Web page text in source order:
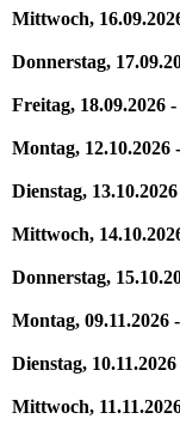
Mittwoch,
Donnerstag,
Freitag, 18.09.2026 -
Montag, 12.10.2026 -
Dienstag,
Mittwoch,
Donnerstag,
Montag, 09.11.2026 -
Dienstag, 10.11.2026
Mittwoch,